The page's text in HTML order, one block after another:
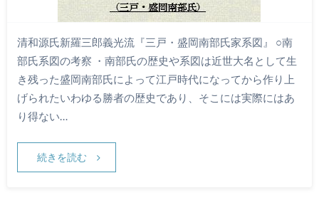
清和源氏新羅三郎義光流『三戸・盛岡南部氏家系図』 ○南
部氏系図の考察 ・南部氏の歴史や系図は近世大名として生
き残った盛岡南部氏によって江戸時代になってから作り上
げられたいわゆる勝者の歴史であり、そこには実際にはあ
り得ない…
続きを読む